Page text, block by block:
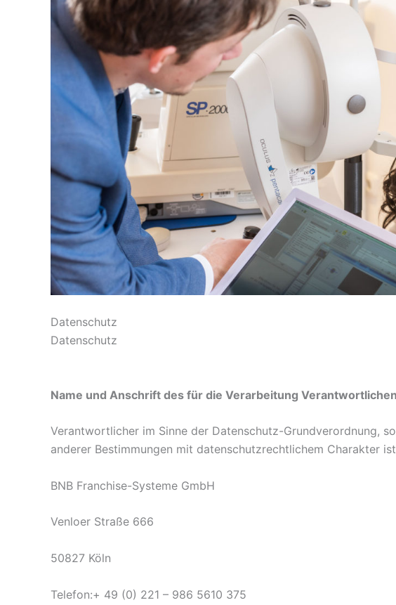
Datenschutz
Datenschutz
Name und Anschrift des für die Verarbeitung Verantwortlichen
Verantwortlicher im Sinne der Datenschutz-Grundverordnung,
anderer Bestimmungen mit datenschutzrechtlichem Charakter
BNB Franchise-Systeme GmbH
Venloer Straße 666
50827 Köln
Telefon:+ 49 (0) 221 – 986 5610 375